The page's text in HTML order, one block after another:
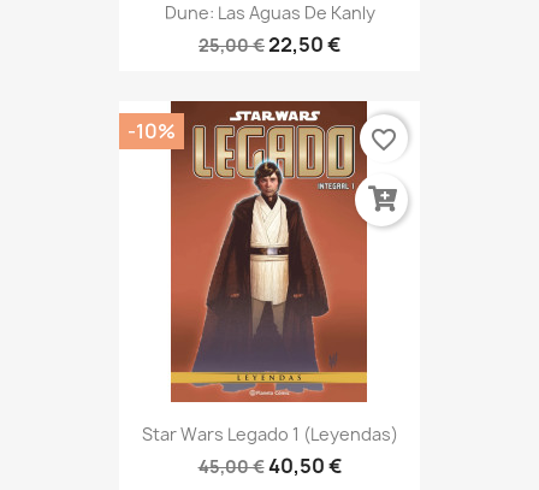
Dune: Las Aguas De Kanly
25,00 €22,50 €
Star Wars Legado 1 (Leyendas)
45,00 €40,50 €
-10% favorite_border